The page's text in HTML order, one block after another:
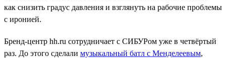
как снизить градус давления и взглянуть на рабочие проблемы
с иронией.
Бренд-центр hh.ru сотрудничает с СИБУРом уже в четвёртый
раз. До этого сделали музыкальный батл с Менделеевым,